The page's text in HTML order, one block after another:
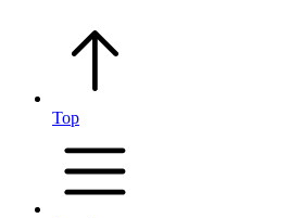
Top